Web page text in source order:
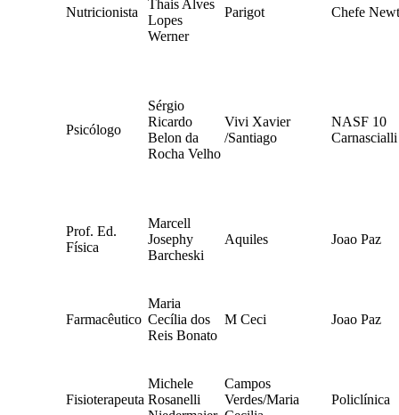
Nutricionista
Thais Alves
Lopes
Werner
Parigot Chefe
Psicólogo
Sérgio
Ricardo
Belon da
Rocha Velho
Vivi Xavier
/Santiago
NASF 10
Carnascialli
Prof. Ed.
Física
Marcell
Josephy
Barcheski
Aquiles Joao Paz
Farmacêutico
Maria
Cecília dos
Reis Bonato
M Ceci Joao Paz
Fisioterapeuta
Michele
Rosanelli
Campos
Verdes/Maria
Policlínica